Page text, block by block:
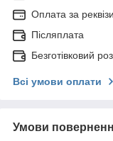
Оплата за
Післяплата
Безготівковий
Всі умови оплати
Умови